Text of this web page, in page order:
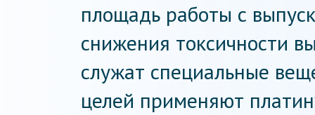
площадь работы с
снижения токсичности
служат специальные
целей применяют